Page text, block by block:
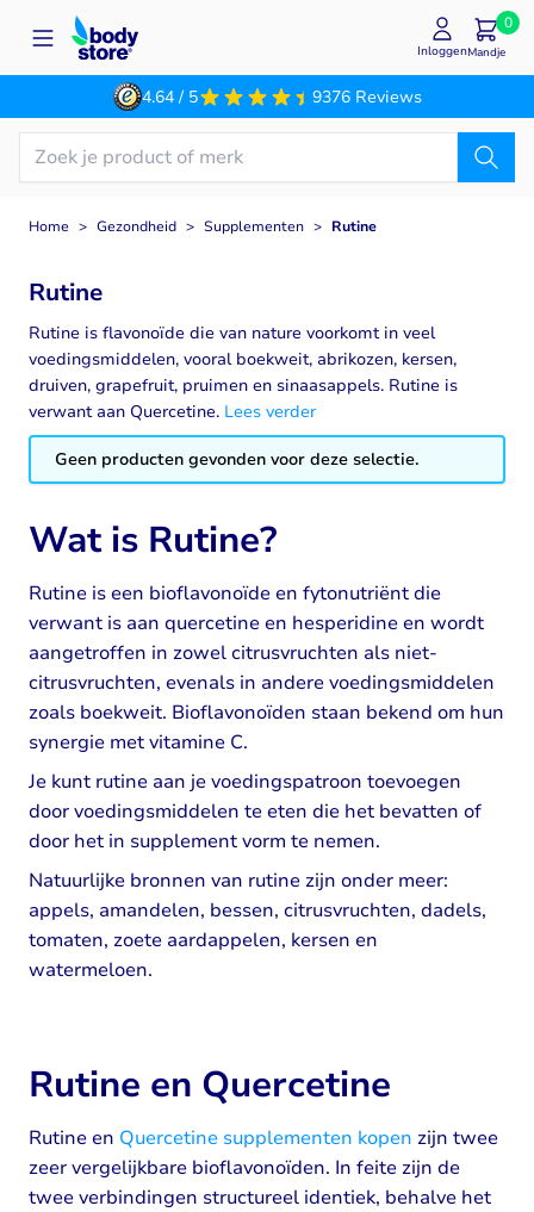
Ga naar de inhoud
4.64 / 5 9376 Reviews
InloggenMandje
0
Home > Gezondheid > Supplementen > Rutine
Rutine
Rutine is flavonoïde die van nature voorkomt in veel
voedingsmiddelen, vooral boekweit, abrikozen, kersen,
druiven, grapefruit, pruimen en sinaasappels. Rutine is
verwant aan Quercetine. Lees verder
Geen producten gevonden voor deze selectie.
Wat is Rutine?
Rutine is een bioflavonoïde en fytonutriënt die
verwant is aan quercetine en hesperidine en wordt
aangetroffen in zowel citrusvruchten als niet-
citrusvruchten, evenals in andere voedingsmiddelen
zoals boekweit. Bioflavonoïden staan bekend om hun
synergie met vitamine C.
Je kunt rutine aan je voedingspatroon toevoegen
door voedingsmiddelen te eten die het bevatten of
door het in supplement vorm te nemen.
Natuurlijke bronnen van rutine zijn onder meer: ​​
appels, amandelen, bessen, citrusvruchten, dadels,
tomaten, zoete aardappelen, kersen en
watermeloen.
Rutine en Quercetine
Rutine en Quercetine supplementen kopen zijn twee
zeer vergelijkbare bioflavonoïden. In feite zijn de
twee verbindingen structureel identiek, behalve het